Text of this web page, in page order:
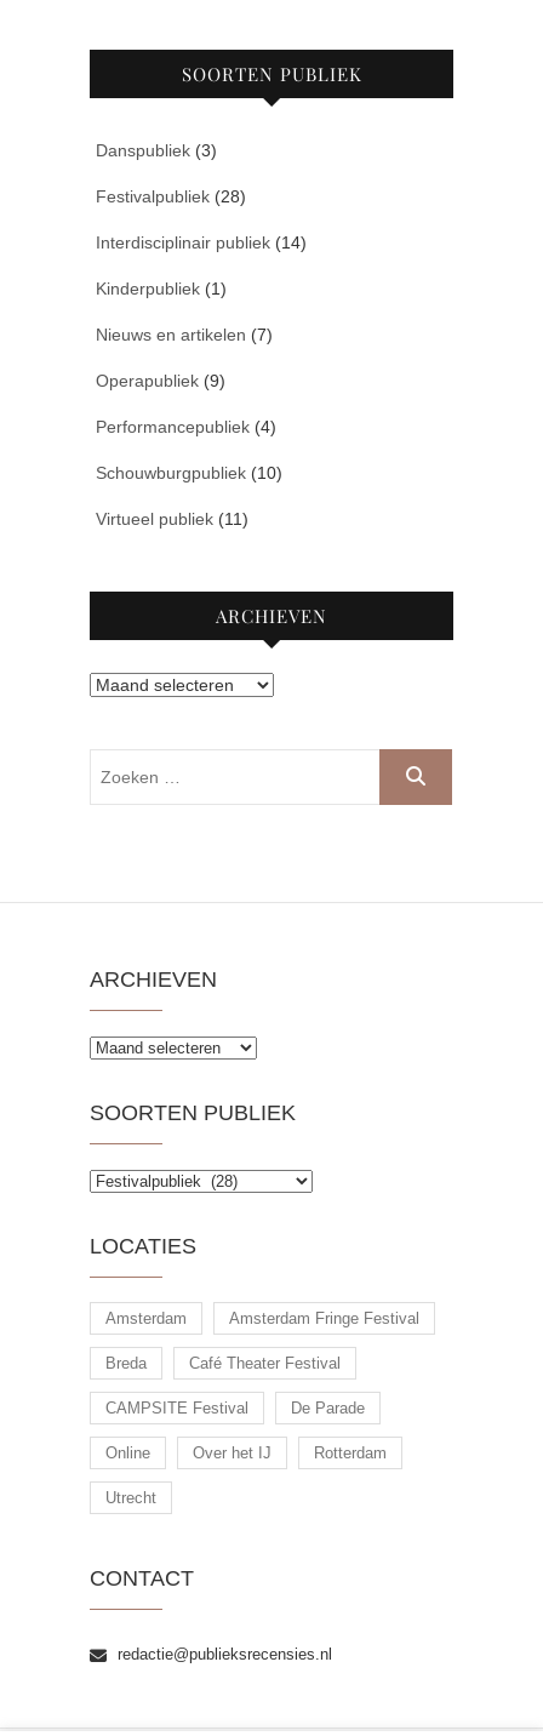
SOORTEN PUBLIEK
Danspubliek (3)
Festivalpubliek (28)
Interdisciplinair publiek (14)
Kinderpubliek (1)
Nieuws en artikelen (7)
Operapubliek (9)
Performancepubliek (4)
Schouwburgpubliek (10)
Virtueel publiek (11)
ARCHIEVEN
Archieven
Zoeken
ARCHIEVEN
Archieven
SOORTEN PUBLIEK
Soorten
LOCATIES
Amsterdam Amsterdam Fringe Festival
Breda Café Theater Festival
CAMPSITE Festival De Parade
Online Over het IJ Rotterdam
Utrecht
CONTACT
redactie@publieksrecensies.nl